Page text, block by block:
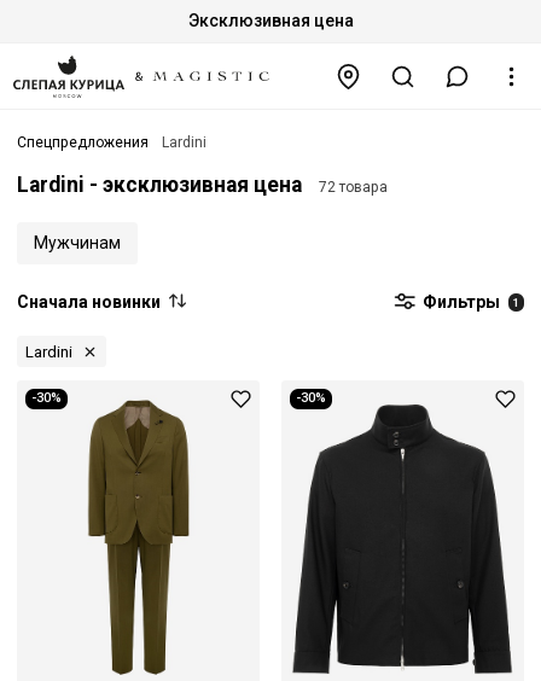
Эксклюзивная цена
Спецпредложения Lardini
Lardini - эксклюзивная цена 72 товара
Мужчинам
Сначала новинки Фильтры 1
Lardini
-30% -30%